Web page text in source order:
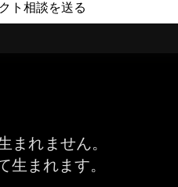
ト相談を送る
まれません。
生まれます。